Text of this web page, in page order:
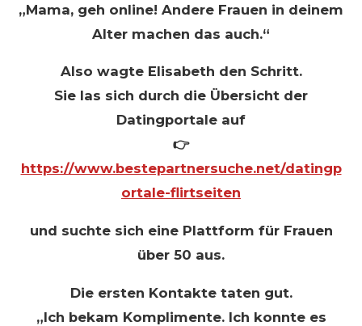
„Mama, geh online! Andere Frauen in deinem
Alter machen das auch.“
Also wagte Elisabeth den Schritt.
Sie las sich durch die Übersicht der
Datingportale auf
👉
https://www.bestepartnersuche.net/datingp
ortale-flirtseiten
und suchte sich eine Plattform für Frauen
über 50 aus.
Die ersten Kontakte taten gut.
„Ich bekam Komplimente. Ich konnte es